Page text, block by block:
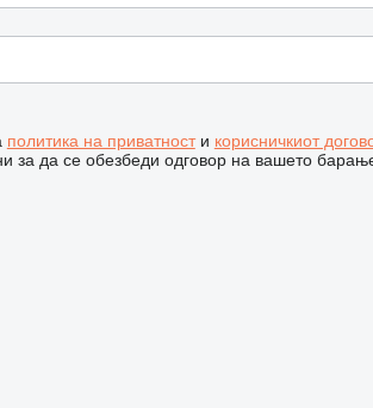
политика на приватности корисничкиот
за да се обезбеди одговор на вашето